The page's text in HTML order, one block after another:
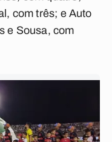
com três; e Auto
e Sousa, com